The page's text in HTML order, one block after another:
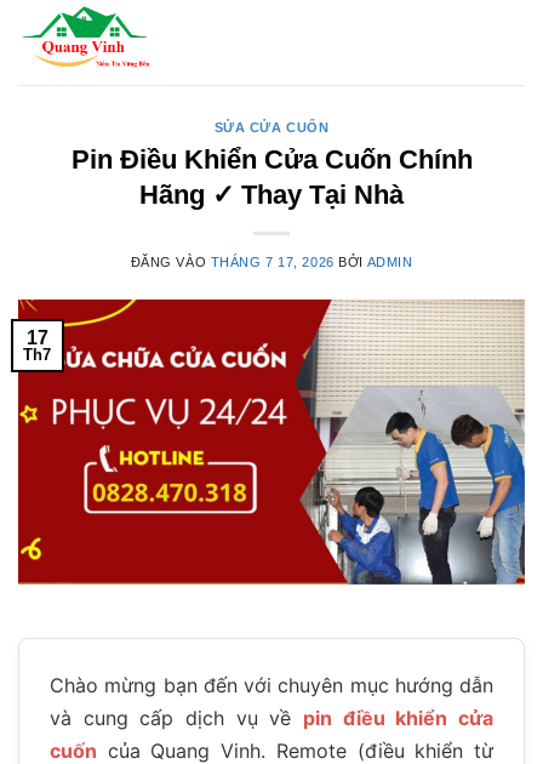
qua
SỬA CỬA CUỐN
Pin Điều Khiển Cửa Cuốn Chính
Hãng ✓ Thay Tại Nhà
ĐĂNG VÀO THÁNG 7 17, 2026 BỞI ADMIN
17
Th7
Chào mừng bạn đến với chuyên mục hướng dẫn
và cung cấp dịch vụ về pin điều khiển cửa
cuốn của Quang Vinh. Remote (điều khiển từ